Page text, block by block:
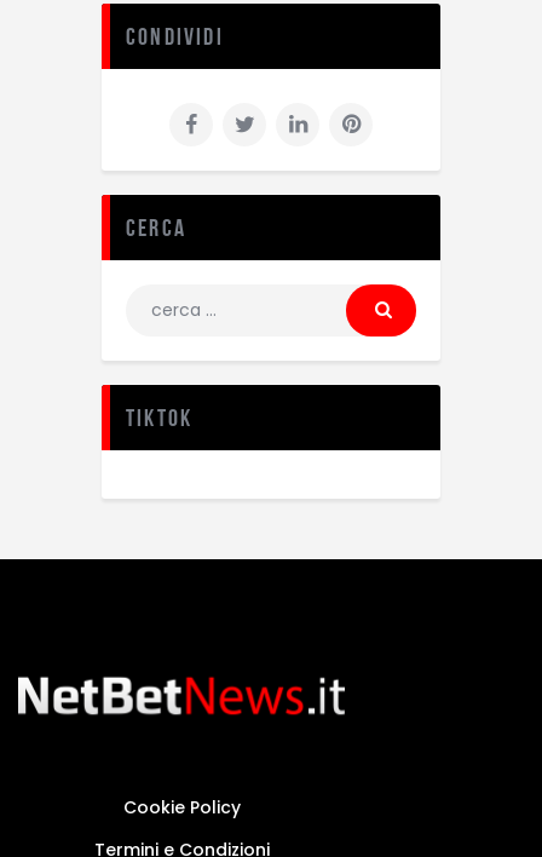
Condividi
Cerca
TikTok
Cookie Policy
Termini e Condizioni